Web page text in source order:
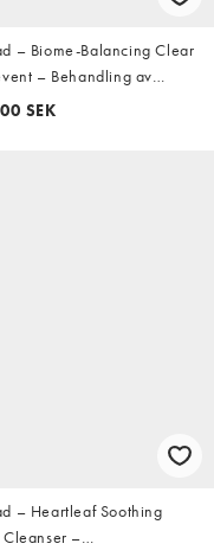
– Biome-Balancing Clear
– Behandling av
SEK
– Heartleaf Soothing
Cleanser –